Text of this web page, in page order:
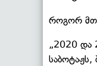
როგორ
„2020 და